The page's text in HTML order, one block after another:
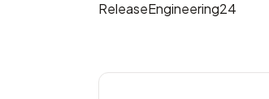
ReleaseEngineering24